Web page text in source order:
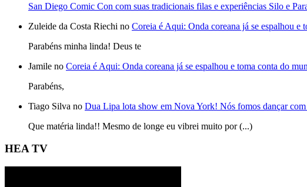
San Diego Comic Con com suas tradicionais filas e experiências Silo e
Zuleide da Costa Riechi no Coreia é Aqui: Onda coreana já se espalhou e
Parabéns minha linda! Deus te
Jamile no Coreia é Aqui: Onda coreana já se espalhou e toma conta do
Parabéns,
Tiago Silva no Dua Lipa lota show em Nova York! Nós fomos dançar com
Que matéria linda!! Mesmo de longe eu vibrei muito por (...)
HEA TV